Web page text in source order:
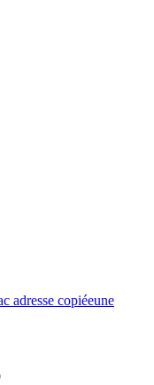
adresse copiéeune